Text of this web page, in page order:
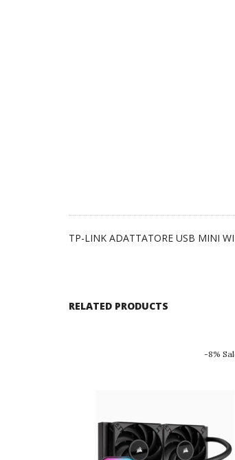
TP-LINK ADATTATORE USB MINI
RELATED PRODUCTS
-8%